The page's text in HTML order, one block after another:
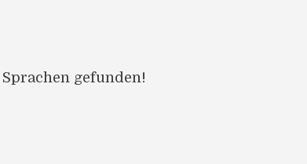
gefunden!